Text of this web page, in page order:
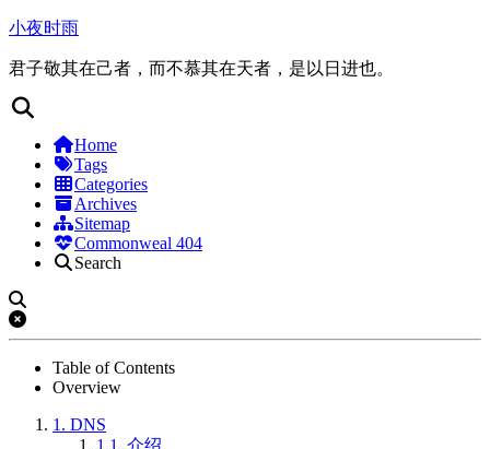
小夜时雨
君子敬其在己者，而不慕其在天者，是以日进也。
Home
Tags
Categories
Archives
Sitemap
Commonweal 404
Search
Table of Contents
Overview
1. DNS
1.1. 介绍